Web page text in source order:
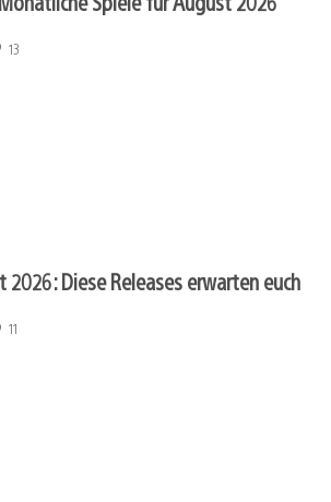
13
2026: Diese Releases erwarten euch
11